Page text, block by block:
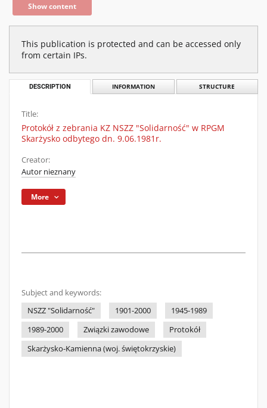
Show content
This publication is protected and can be accessed only
from certain IPs.
DESCRIPTION INFORMATION STRUCTURE
Title:
Protokół z zebrania KZ NSZZ "Solidarność" w RPGM
Skarżysko odbytego dn. 9.06.1981r.
Creator:
Autor nieznany
More
Subject and keywords:
NSZZ "Solidarność"
1901-2000
1945-1989
1989-2000
Związki zawodowe
Protokół
Skarżysko-Kamienna (woj. świętokrzyskie)